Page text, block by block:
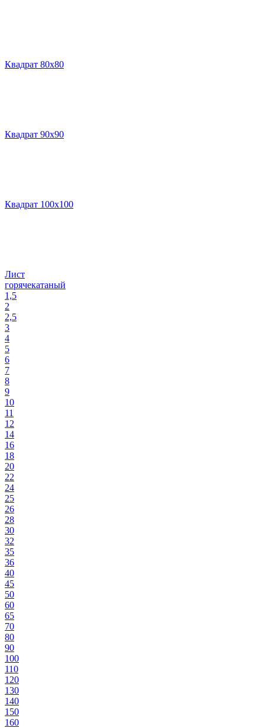
Квадрат 80х80
Квадрат 90х90
Квадрат 100х100
Лист
горячекатаный
1,5
2
2,5
3
4
5
6
7
8
9
10
11
12
14
16
18
20
22
24
25
26
28
30
32
35
36
40
45
50
60
65
70
80
90
100
110
120
130
140
150
160